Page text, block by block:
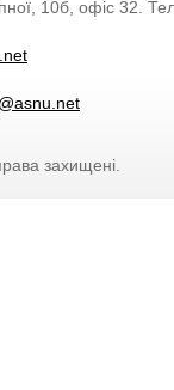
10б, офіс 32.
захищені.